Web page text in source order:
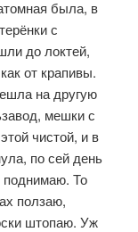
была, в
с
до локтей,
от крапивы.
на другую
мешки с
чистой, и в
по сей день
поднимаю. То
ползаю,
штопаю. Уж